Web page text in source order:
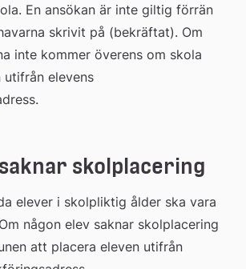
En ansökan är inte giltig förrän
skrivit på (bekräftat). Om
inte kommer överens om skola
utifrån elevens
skolplacering
elever i skolpliktig ålder ska vara
någon elev saknar skolplacering
att placera eleven utifrån